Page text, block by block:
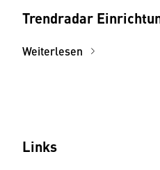
Trendradar
Weiterlesen
Links